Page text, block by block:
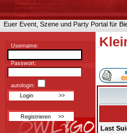
Euer Event, Szene und Party Portal für
Username:
Passwort:
autologin:
Last